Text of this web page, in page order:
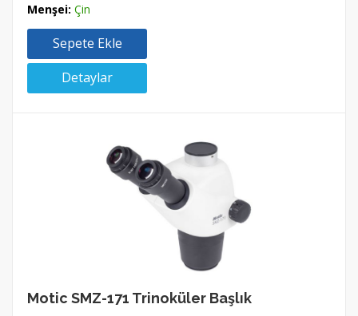
Menşei: Çin
Sepete Ekle
Detaylar
Motic SMZ-171 Trinoküler Başlık